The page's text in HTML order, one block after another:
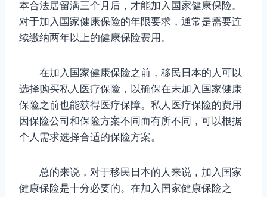
本合法居留满三个月后，才能加入国家健康保险。
对于加入国家健康保险的年限要求，通常是需要连
续缴纳两年以上的健康保险费用。
在加入国家健康保险之前，移民日本的人可以
选择购买私人医疗保险，以确保在未加入国家健康
保险之前也能获得医疗保障。私人医疗保险的费用
因保险公司和保险方案不同而有所不同，可以根据
个人需求选择合适的保险方案。
总的来说，对于移民日本的人来说，加入国家
健康保险是十分必要的。在加入国家健康保险之